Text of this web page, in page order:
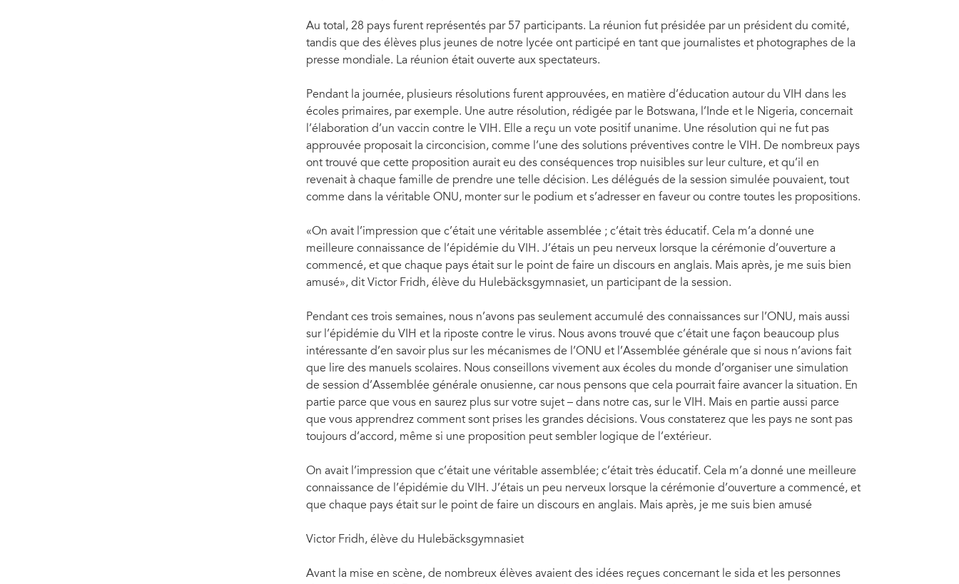
Au total, 28 pays furent représentés par 57 participants. La réunion fut présidée par un président du comité,
tandis que des élèves plus jeunes de notre lycée ont participé en tant que journalistes et photographes de la
presse mondiale. La réunion était ouverte aux spectateurs.
Pendant la journée, plusieurs résolutions furent approuvées, en matière d’éducation autour du VIH dans les
écoles primaires, par exemple. Une autre résolution, rédigée par le Botswana, l’Inde et le Nigeria, concernait
l’élaboration d’un vaccin contre le VIH. Elle a reçu un vote positif unanime. Une résolution qui ne fut pas
approuvée proposait la circoncision, comme l’une des solutions préventives contre le VIH. De nombreux pays
ont trouvé que cette proposition aurait eu des conséquences trop nuisibles sur leur culture, et qu’il en
revenait à chaque famille de prendre une telle décision. Les délégués de la session simulée pouvaient, tout
comme dans la véritable ONU, monter sur le podium et s’adresser en faveur ou contre toutes les propositions.
«On avait l’impression que c’était une véritable assemblée ; c’était très éducatif. Cela m’a donné une
meilleure connaissance de l’épidémie du VIH. J’étais un peu nerveux lorsque la cérémonie d’ouverture a
commencé, et que chaque pays était sur le point de faire un discours en anglais. Mais après, je me suis bien
amusé», dit Victor Fridh, élève du Hulebäcksgymnasiet, un participant de la session.
Pendant ces trois semaines, nous n’avons pas seulement accumulé des connaissances sur l’ONU, mais aussi
sur l’épidémie du VIH et la riposte contre le virus. Nous avons trouvé que c’était une façon beaucoup plus
intéressante d’en savoir plus sur les mécanismes de l’ONU et l’Assemblée générale que si nous n’avions fait
que lire des manuels scolaires. Nous conseillons vivement aux écoles du monde d’organiser une simulation
de session d’Assemblée générale onusienne, car nous pensons que cela pourrait faire avancer la situation. En
partie parce que vous en saurez plus sur votre sujet – dans notre cas, sur le VIH. Mais en partie aussi parce
que vous apprendrez comment sont prises les grandes décisions. Vous constaterez que les pays ne sont pas
toujours d’accord, même si une proposition peut sembler logique de l’extérieur.
On avait l’impression que c’était une véritable assemblée; c’était très éducatif. Cela m’a donné une meilleure
connaissance de l’épidémie du VIH. J’étais un peu nerveux lorsque la cérémonie d’ouverture a commencé, et
que chaque pays était sur le point de faire un discours en anglais. Mais après, je me suis bien amusé
Victor Fridh, élève du Hulebäcksgymnasiet
Avant la mise en scène, de nombreux élèves avaient des idées reçues concernant le sida et les personnes